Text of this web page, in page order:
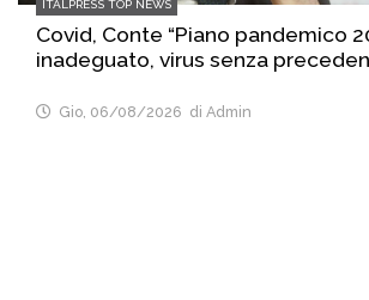
ITALPRESS TOP NEWS
Covid, Conte “Piano pandemico
inadeguato, virus senza
Gio, 06/08/2026 di Admin